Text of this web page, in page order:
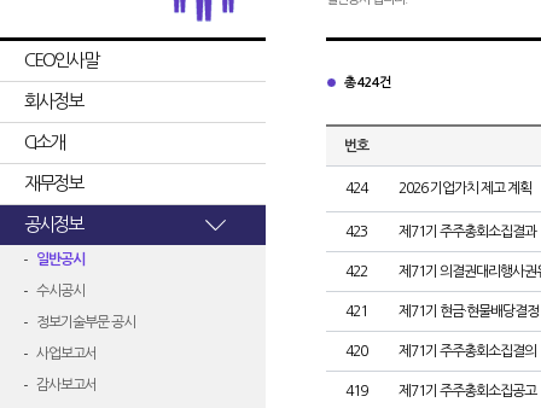
CEO인사말
회사정보
CI소개
재무정보
공시정보
일반공시
수시공시
정보기술부문 공시
사업보고서
감사보고서
총 424건
번호
424 2026 기업가치 제고 계획
423 제71기 주주총회소집결과
422 제71기 의결권대리행사권
421 제71기 현금·현물배당결정
420 제71기 주주총회소집결의
419 제71기 주주총회소집공고